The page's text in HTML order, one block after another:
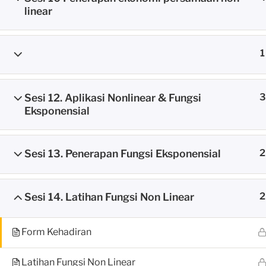
Home Courses MEC Program
linear
1
Sesi 12. Aplikasi Nonlinear & Fungsi
Eksponensial
3
Sesi 13. Penerapan Fungsi Eksponensial 2
Sesi 14. Latihan Fungsi Non Linear 2
Form Kehadiran
Latihan Fungsi Non Linear
FIND US
Head Office
Jl. Pintu 2 Mabes AL (Suralaya Dalam
Whatsapp number: +62 878 7654
8818 1686